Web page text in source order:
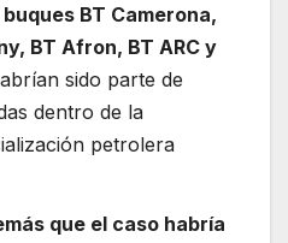
BT Camerona,
BT Afron, BT ARC y
sido parte de
dentro de la
petrolera
que el caso habría